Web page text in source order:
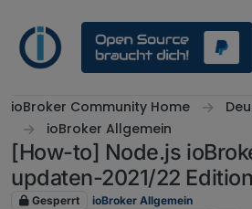
ioBroker Community Home
ioBroker Allgemein
[How-to] Node.js
updaten-2021/22 Edition
Gesperrt
ioBroker Allgemein